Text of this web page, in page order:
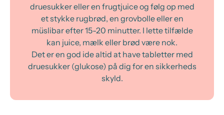
druesukker eller en frugtjuice og følg op med
et stykke rugbrød, en grovbolle eller en
müslibar efter 15-20 minutter. I lette tilfælde
kan juice, mælk eller brød være nok.
Det er en god ide altid at have tabletter med
druesukker (glukose) på dig for en sikkerheds
skyld.